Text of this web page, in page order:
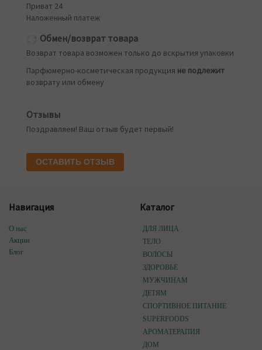
Приват 24
Наложенный платеж
Обмен/возврат товара
Возврат товара возможен только до вскрытия упаковки
Парфюмерно-косметическая продукция не подлежит
возврату или обмену
Отзывы
Поздравляем! Ваш отзыв будет первый!
ОСТАВИТЬ ОТЗЫВ
Навигация
О нас
Акции
Блог
Каталог
ДЛЯ ЛИЦА
ТЕЛО
ВОЛОСЫ
ЗДОРОВЬЕ
МУЖЧИНАМ
ДЕТЯМ
СПОРТИВНОЕ ПИТАНИЕ
SUPERFOODS
АРОМАТЕРАПИЯ
ДОМ